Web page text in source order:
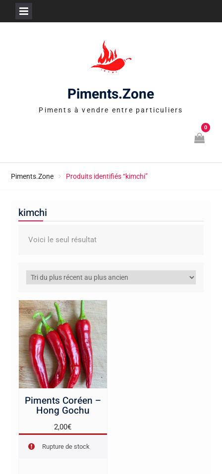
Piments.Zone
Piments à vendre entre particuliers
0
Piments.Zone Produits identifiés “kimchi”
kimchi
Voici le seul résultat
Piments Coréen –
Hong Gochu
2,00€
Rupture de stock